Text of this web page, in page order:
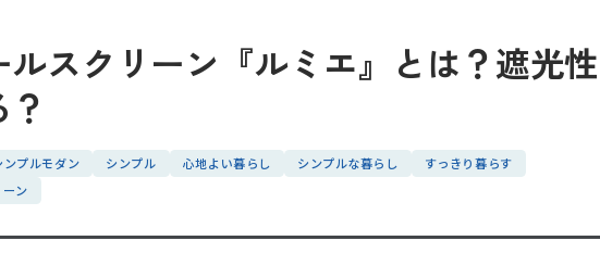
スクリーン『ルミエ』とは？遮光性
ンプルモダン シンプル 心地よい暮らし シンプルな暮らし
すっきり暮らす
ン